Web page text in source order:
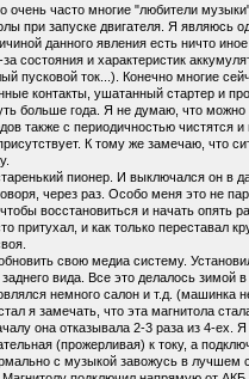
очень часто многие "любители
при запуске двигателя. Я являюсь
данного явления есть ничто
состояния и характеристик
пусковой ток...). Конечно многие
контакты, ушатанный стартер и
больше года. Я не думаю, что
также с периодичностью чистятся
К тому же замечаю, что
пионер. И выключался он в
через раз. Особо меня это не
восстановиться и начать опять
притухал, и как только переставал
свою медиа систему.
вида. Все это делалось зимой
немного салон и т.д. (машинка
я замечать, что эта магнитола
она отказывала 2-3 раза из 4-ех.
(прожерливая) к току, а
с музыкой завожусь в лучшем